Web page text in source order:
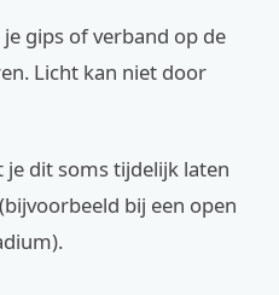
gips of verband op de
Licht kan niet door
je dit soms tijdelijk laten
bij een open